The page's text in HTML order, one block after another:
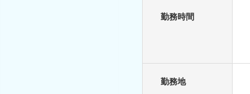
勤務時間
勤務地